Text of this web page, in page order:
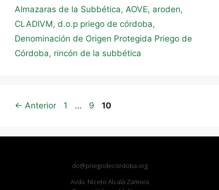
Almazaras de la Subbética, AOVE, aroden,
CLADIVM, d.o.p priego de córdoba,
Denominación de Origen Protegida Priego de
Córdoba, rincón de la subbética
← Anterior 1 … 9 10
do@priegodecordoba.org
Avda. Niceto Alcalá Zamora